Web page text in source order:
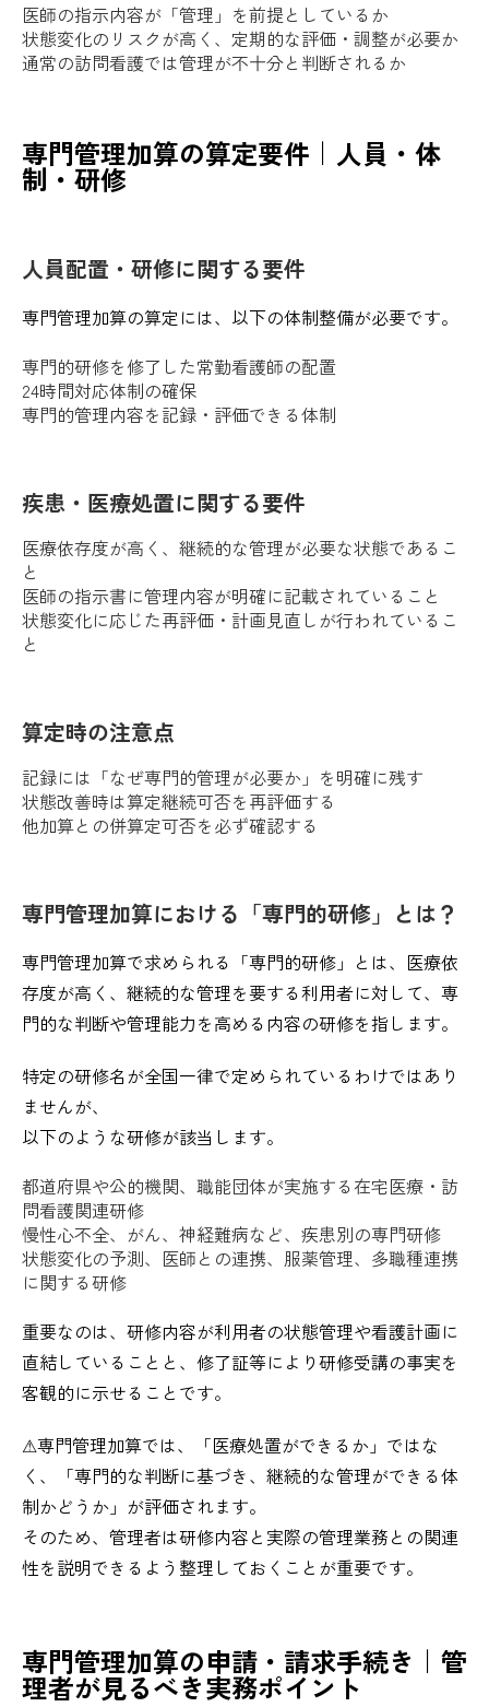
医師の指示内容が「管理」を前提としているか
状態変化のリスクが高く、定期的な評価・調整が必要か
通常の訪問看護では管理が不十分と判断されるか
専門管理加算の算定要件｜人員・体
制・研修
人員配置・研修に関する要件
専門管理加算の算定には、以下の体制整備が必要です。
専門的研修を修了した常勤看護師の配置
24時間対応体制の確保
専門的管理内容を記録・評価できる体制
疾患・医療処置に関する要件
医療依存度が高く、継続的な管理が必要な状態であるこ
と
医師の指示書に管理内容が明確に記載されていること
状態変化に応じた再評価・計画見直しが行われているこ
と
算定時の注意点
記録には「なぜ専門的管理が必要か」を明確に残す
状態改善時は算定継続可否を再評価する
他加算との併算定可否を必ず確認する
専門管理加算における「専門的研修」とは？
専門管理加算で求められる「専門的研修」とは、医療依
存度が高く、継続的な管理を要する利用者に対して、専
門的な判断や管理能力を高める内容の研修を指します。
特定の研修名が全国一律で定められているわけではあり
ませんが、
以下のような研修が該当します。
都道府県や公的機関、職能団体が実施する在宅医療・訪
問看護関連研修
慢性心不全、がん、神経難病など、疾患別の専門研修
状態変化の予測、医師との連携、服薬管理、多職種連携
に関する研修
重要なのは、研修内容が利用者の状態管理や看護計画に
直結していることと、修了証等により研修受講の事実を
客観的に示せることです。
⚠︎専門管理加算では、「医療処置ができるか」ではな
く、「専門的な判断に基づき、継続的な管理ができる体
制かどうか」が評価されます。
そのため、管理者は研修内容と実際の管理業務との関連
性を説明できるよう整理しておくことが重要です。
専門管理加算の申請・請求手続き｜管
理者が見るべき実務ポイント